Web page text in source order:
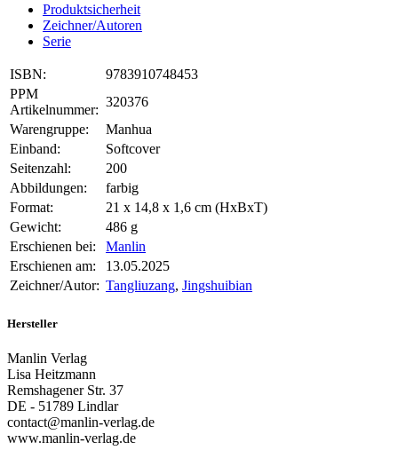
Produktsicherheit
Zeichner/Autoren
Serie
ISBN:
9783910748453
PPM
Artikelnummer:
320376
Warengruppe:
Manhua
Einband:
Softcover
Seitenzahl:
200
Abbildungen:
farbig
Format:
21 x 14,8 x 1,6 cm (HxBxT)
Gewicht:
486 g
Erschienen bei:
Manlin
Erschienen am:
13.05.2025
Zeichner/Autor: Tangliuzang, Jingshuibian
Hersteller
Manlin Verlag
Lisa Heitzmann
Remshagener Str. 37
DE - 51789 Lindlar
contact@manlin-verlag.de
www.manlin-verlag.de